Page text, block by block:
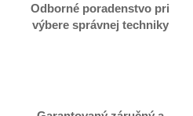
Odborné poradenstvo pri
výbere správnej techniky